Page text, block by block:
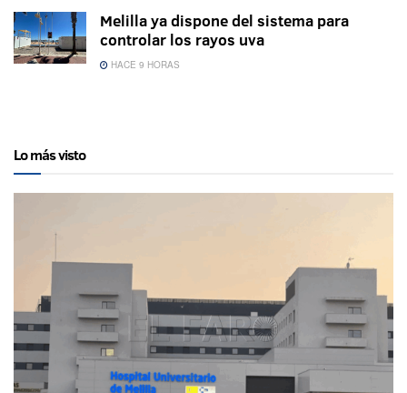
Melilla ya dispone del sistema para
controlar los rayos uva
HACE 9 HORAS
Lo más visto